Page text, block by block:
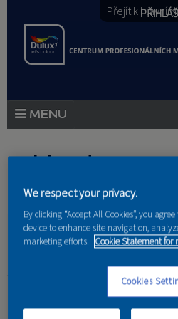
Přejít k
PORADENSTVÍ
AKCE A NOVINKY
PARTNEŘI
Jste zde
Domů»Partneri
Jarka
We respect your privacy.
By clicking “Accept All Cookies”, you
device to enhance site navigation,
marketing efforts. Cookie Statement for
Cookies